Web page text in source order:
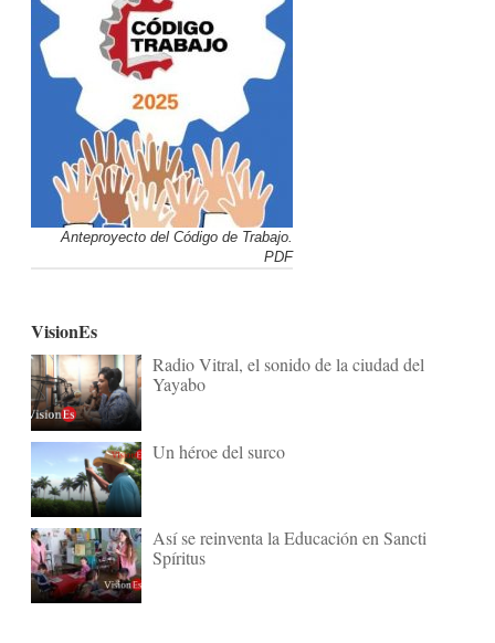
Anteproyecto del Código de Trabajo.
PDF
VisionEs
Radio Vitral, el sonido de la ciudad del
Yayabo
Un héroe del surco
Así se reinventa la Educación en Sancti
Spíritus